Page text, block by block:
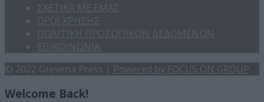
ΣΧΕΤΙΚΑ ΜΕ ΕΜΑΣ
ΟΡΟΙ ΧΡΗΣΗΣ
ΠΟΛΙΤΙΚΗ ΠΡΟΣΩΠΙΚΩΝ ΔΕΔΟΜΕΝΩΝ
ΕΠΙΚΟΙΝΩΝΙΑ
© 2022 Grevena Press | Powered by FOCUS ON GROUP
Welcome Back!